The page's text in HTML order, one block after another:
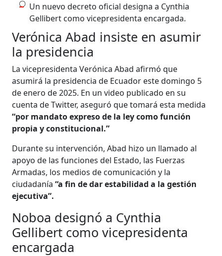
Un nuevo decreto oficial designa a Cynthia
Gellibert como vicepresidenta encargada.
Verónica Abad insiste en asumir
la presidencia
La vicepresidenta Verónica Abad afirmó que
asumirá la presidencia de Ecuador este domingo 5
de enero de 2025. En un video publicado en su
cuenta de Twitter, aseguró que tomará esta medida
“por mandato expreso de la ley como función
propia y constitucional.”
Durante su intervención, Abad hizo un llamado al
apoyo de las funciones del Estado, las Fuerzas
Armadas, los medios de comunicación y la
ciudadanía “a fin de dar estabilidad a la gestión
ejecutiva”.
Noboa designó a Cynthia
Gellibert como vicepresidenta
encargada